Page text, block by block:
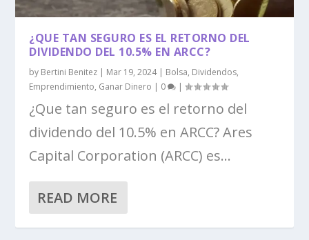
¿QUE TAN SEGURO ES EL RETORNO DEL
DIVIDENDO DEL 10.5% EN ARCC?
by Bertini Benitez | Mar 19, 2024| Bolsa, Dividendos,
Emprendimiento, Ganar Dinero | 0 |
¿Que tan seguro es el retorno del
dividendo del 10.5% en ARCC? Ares
Capital Corporation (ARCC) es...
READ MORE